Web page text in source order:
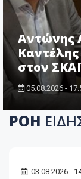
Αντώνης
στον
05.08.2026 -
ΡΟΗ
03.08.2026 -